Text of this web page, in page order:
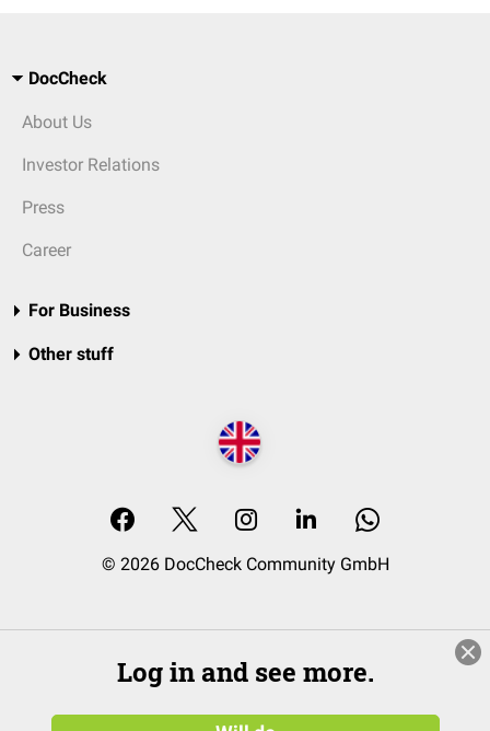
DocCheck
About Us
Investor Relations
Press
Career
For Business
Other stuff
© 2026 DocCheck Community GmbH
Log in and see more.